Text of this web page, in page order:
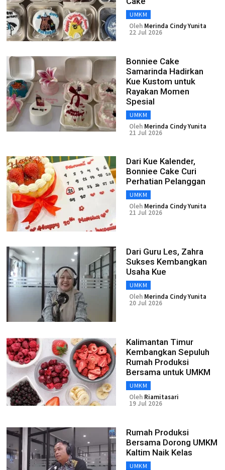
UMKM
Oleh Merinda Cindy Yunita
22 Jul 2026
Bonniee Cake
Samarinda Hadirkan
Kue Kustom untuk
Rayakan Momen
Spesial
UMKM
Oleh Merinda Cindy Yunita
21 Jul 2026
Dari Kue Kalender,
Bonniee Cake Curi
Perhatian Pelanggan
UMKM
Oleh Merinda Cindy Yunita
21 Jul 2026
Dari Guru Les, Zahra
Sukses Kembangkan
Usaha Kue
UMKM
Oleh Merinda Cindy Yunita
20 Jul 2026
Kalimantan Timur
Kembangkan Sepuluh
Rumah Produksi
Bersama untuk UMKM
UMKM
Oleh Riamitasari
19 Jul 2026
Rumah Produksi
Bersama Dorong UMKM
Kaltim Naik Kelas
UMKM